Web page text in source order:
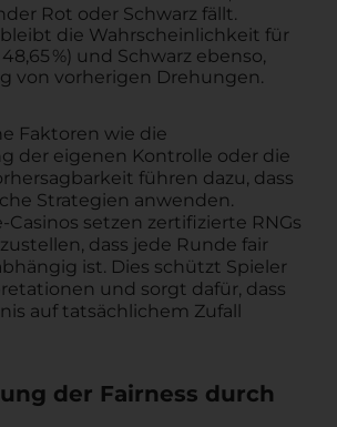
Rot oder Schwarz fällt.
die Wahrscheinlichkeit für
48,65 %) und Schwarz ebenso,
von vorherigen Drehungen.
Faktoren wie die
der eigenen Kontrolle oder die
führen dazu, dass
Strategien anwenden.
setzen zertifizierte RNGs
dass jede Runde fair
ist. Dies schützt Spieler
und sorgt dafür, dass
auf tatsächlichem Zufall
der Fairness durch